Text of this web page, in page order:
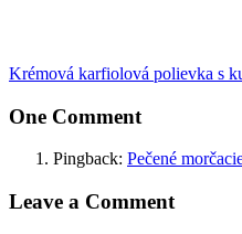
Krémová karfiolová polievka s
One Comment
Pingback: Pečené
Leave a Comment